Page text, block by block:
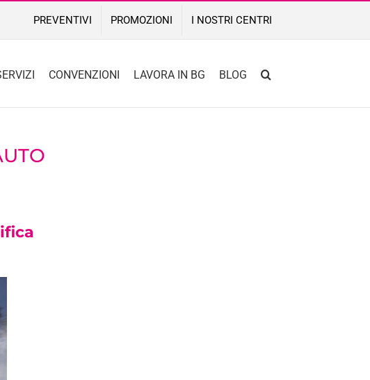
PREVENTIVI PROMOZIONI I NOSTRI CENTRI
CONVENZIONI LAVORA IN BG BLOG